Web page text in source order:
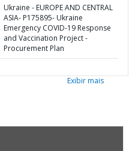
Ukraine - EUROPE AND CENTRAL
ASIA- P175895- Ukraine
Emergency COVID-19 Response
and Vaccination Project -
Procurement Plan
Exibir mais